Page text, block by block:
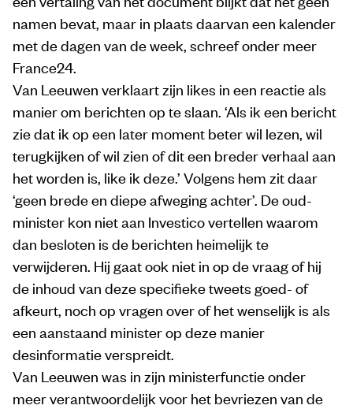
namen bevat, maar in plaats daarvan een kalender
met de dagen van de week, schreef onder meer
France24.
Van Leeuwen verklaart zijn likes in een reactie als
manier om berichten op te slaan. ‘Als ik een bericht
zie dat ik op een later moment beter wil lezen, wil
terugkijken of wil zien of dit een breder verhaal aan
het worden is, like ik deze.’ Volgens hem zit daar
‘geen brede en diepe afweging achter’. De oud-
minister kon niet aan Investico vertellen waarom
dan besloten is de berichten heimelijk te
verwijderen. Hij gaat ook niet in op de vraag of hij
de inhoud van deze specifieke tweets goed- of
afkeurt, noch op vragen over of het wenselijk is als
een aanstaand minister op deze manier
desinformatie verspreidt.
Van Leeuwen was in zijn ministerfunctie onder
meer verantwoordelijk voor het bevriezen van de